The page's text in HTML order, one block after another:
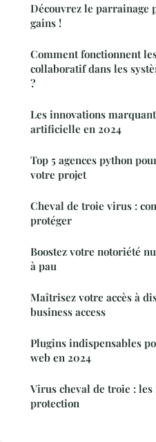
Découvrez le parrainage
gains !
Comment fonctionnent
collaboratif dans les
?
Les innovations
artificielle en 2024
Top 5 agences python
votre projet
Cheval de troie virus :
protéger
Boostez votre notoriété
à pau
Maîtrisez votre accès à
business access
Plugins indispensables
web en 2024
Virus cheval de troie :
protection